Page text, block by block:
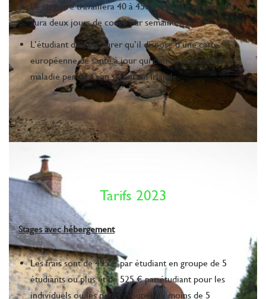
Le stagiaire travaillera 40 à 45 heures par semaine et
aura deux jours de congé par semaine
L’étudiant doit s’assurer qu’il dispose d’une carte
européenne de santé à jour qui couvre son assurance
maladie pendant son séjour en Irlande.
Tarifs 2023
Stages avec hébergement
Les frais sont de 495 € par étudiant en groupe de 5
étudiants ou plus et de 525 € par étudiant pour les
individuels ou les petits groupes de moins de 5